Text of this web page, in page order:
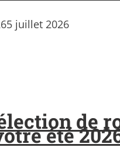
5 juillet 2026
de
été